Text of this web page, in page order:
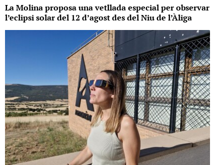
La Molina proposa una vetllada especial per observar
l’eclipsi solar del 12 d’agost des del Niu de l’Àliga